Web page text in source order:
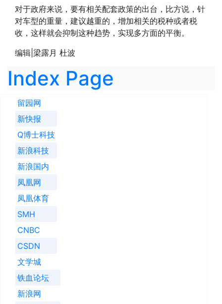
对于政府来说，要有相关配套政策的出台 ，比方说，针
对车型的重量，建议越重的，增加相关的税种或者税
收，这样就会抑制这种趋势，实现多方面的平衡。
编辑| 梁露月 杜波
Index Page
留园网
新快报
Q博士科技
新浪科技
新浪国内
凤凰网
凤凰体育
SMH
CNBC
CSDN
文学城
铁血论坛
新浪网